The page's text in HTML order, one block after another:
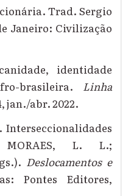
Trad. Sergio
Janeiro: Civilização
identidade
brasileira. Linha
jan./abr. 2022.
Interseccionalidades
L. L.;
Deslocamentos e
Pontes Editores,